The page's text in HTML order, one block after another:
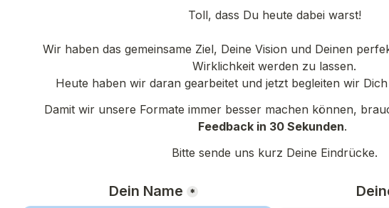
Toll, dass Du heute dabei warst!
Wir haben das gemeinsame Ziel, Deine Vision und Deinen
Wirklichkeit werden zu lassen.
Heute haben wir daran gearbeitet und jetzt begleiten wir
Feedback in 30 Sekunden.
Bitte sende uns kurz Deine Eindrücke.
Dein Name *